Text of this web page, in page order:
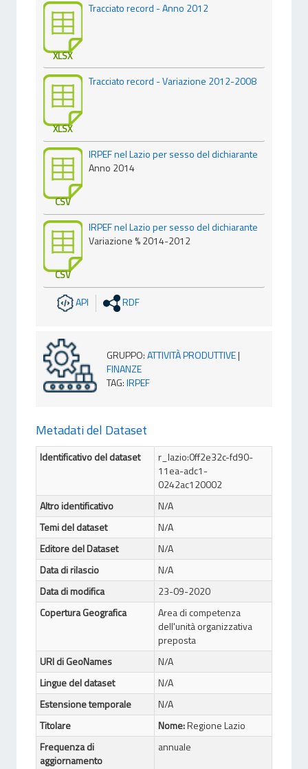
XLSX
Tracciato record - Anno 2012
XLSX
Tracciato record - Variazione 2012-2008
CSV
IRPEF nel Lazio per sesso del dichiarante
Anno 2014
CSV
IRPEF nel Lazio per sesso del dichiarante
Variazione % 2014-2012
API RDF
GRUPPO:ATTIVITÀ PRODUTTIVE|
FINANZE
TAG:IRPEF
Metadati del Dataset
Identificativo del dataset
r_lazio:0ff2e32c-fd90-
11ea-adc1-
0242ac120002
Altro identificativo
N/A
Temi del dataset
N/A
Editore del Dataset
N/A
Data di rilascio
N/A
Data di modifica
23-09-2020
Copertura Geografica
Area di competenza
dell'unità organizzativa
preposta
URI di GeoNames
N/A
Lingue del dataset
N/A
Estensione temporale
N/A
Titolare
Nome:Regione Lazio
Frequenza di
aggiornamento
annuale